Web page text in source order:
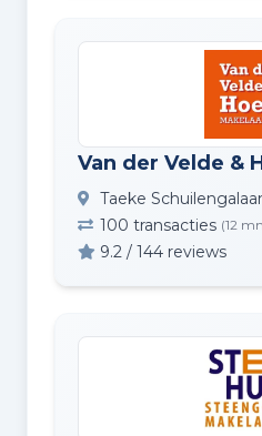
Van der Velde &
Taeke
100 transacties (12
9.2 / 144 reviews